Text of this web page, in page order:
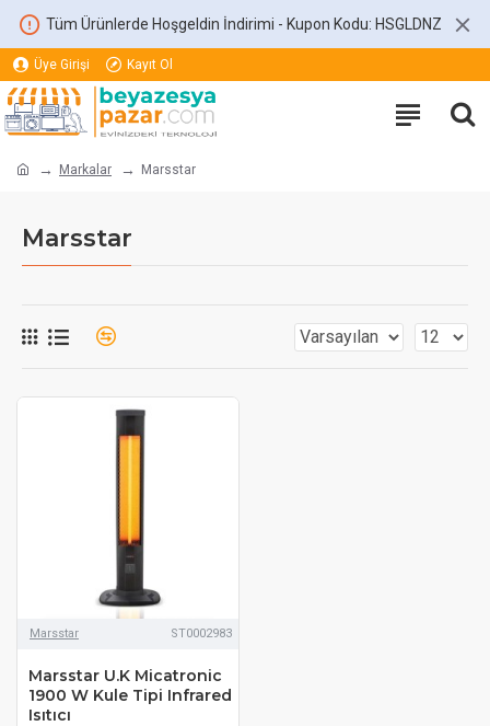
Tüm Ürünlerde Hoşgeldin İndirimi - Kupon Kodu: HSGLDNZ
Üye Girişi Kayıt Ol
Markalar Marsstar
Marsstar
Marsstar ST0002983
Marsstar U.K Micatronic
1900 W Kule Tipi Infrared
Isıtıcı